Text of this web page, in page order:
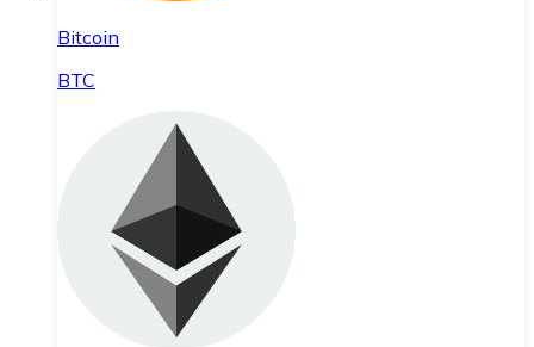
Bitcoin
BTC